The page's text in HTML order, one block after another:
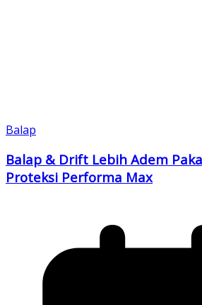
Balap
Balap & Drift Lebih Adem
Proteksi Performa Max